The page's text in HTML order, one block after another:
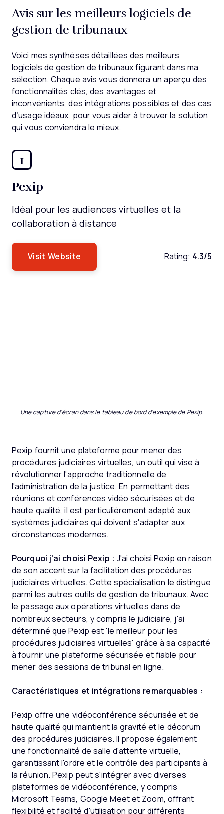
Avis sur les meilleurs logiciels de
gestion de tribunaux
Voici mes synthèses détaillées des meilleurs
logiciels de gestion de tribunaux figurant dans ma
sélection. Chaque avis vous donnera un aperçu des
fonctionnalités clés, des avantages et
inconvénients, des intégrations possibles et des cas
d’usage idéaux, pour vous aider à trouver la solution
qui vous conviendra le mieux.
1
Pexip
Idéal pour les audiences virtuelles et la
collaboration à distance
Visit Website Rating: 4.3/5
Une capture d'écran dans le tableau de bord d'exemple de Pexip.
Pexip fournit une plateforme pour mener des
procédures judiciaires virtuelles, un outil qui vise à
révolutionner l'approche traditionnelle de
l'administration de la justice. En permettant des
réunions et conférences vidéo sécurisées et de
haute qualité, il est particulièrement adapté aux
systèmes judiciaires qui doivent s'adapter aux
circonstances modernes.
Pourquoi j'ai choisi Pexip : J'ai choisi Pexip en raison
de son accent sur la facilitation des procédures
judiciaires virtuelles. Cette spécialisation le distingue
parmi les autres outils de gestion de tribunaux. Avec
le passage aux opérations virtuelles dans de
nombreux secteurs, y compris le judiciaire, j'ai
déterminé que Pexip est 'le meilleur pour les
procédures judiciaires virtuelles' grâce à sa capacité
à fournir une plateforme sécurisée et fiable pour
mener des sessions de tribunal en ligne.
Caractéristiques et intégrations remarquables :
Pexip offre une vidéoconférence sécurisée et de
haute qualité qui maintient la gravité et le décorum
des procédures judiciaires. Il propose également
une fonctionnalité de salle d'attente virtuelle,
garantissant l'ordre et le contrôle des participants à
la réunion. Pexip peut s'intégrer avec diverses
plateformes de vidéoconférence, y compris
Microsoft Teams, Google Meet et Zoom, offrant
flexibilité et facilité d'utilisation pour différents